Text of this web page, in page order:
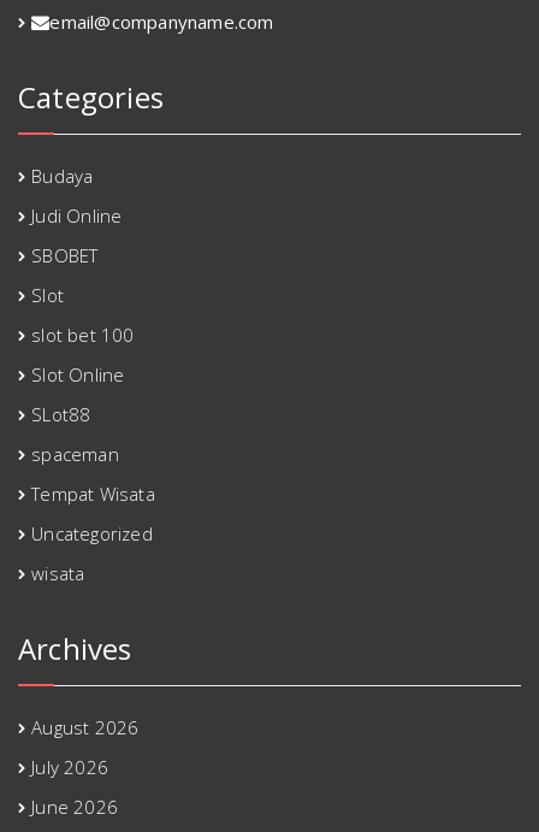
email@companyname.com
Categories
Budaya
Judi Online
SBOBET
Slot
slot bet 100
Slot Online
SLot88
spaceman
Tempat Wisata
Uncategorized
wisata
Archives
August 2026
July 2026
June 2026